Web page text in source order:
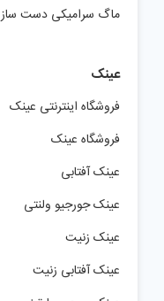
ماگ سرامیکی دست ساز
عینک
فروشگاه اینترنتی عینک
فروشگاه عینک
عینک آفتابی
عینک جورجیو ولنتی
عینک زنیت
عینک آفتابی زنیت